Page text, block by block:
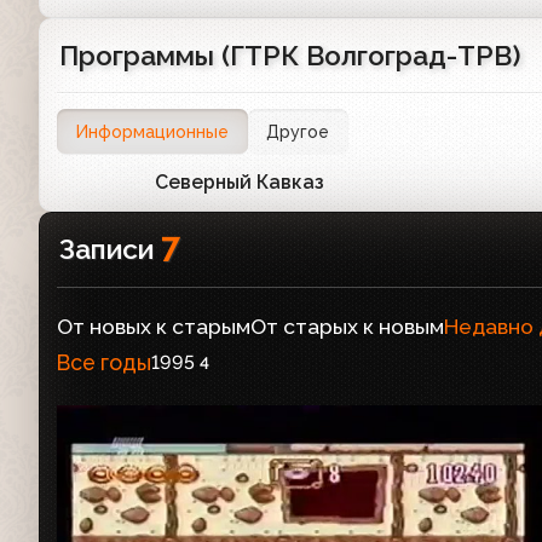
Программы (ГТРК Волгоград-ТРВ)
Информационные Другое
Северный Кавказ
Записи 7
От новых к старымОт старых к новымНедавно
Все годы1995 4